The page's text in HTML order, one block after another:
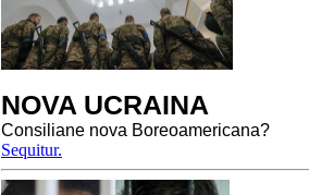
NOVA UCRAINA
Consiliane nova Boreoamericana?
Sequitur.